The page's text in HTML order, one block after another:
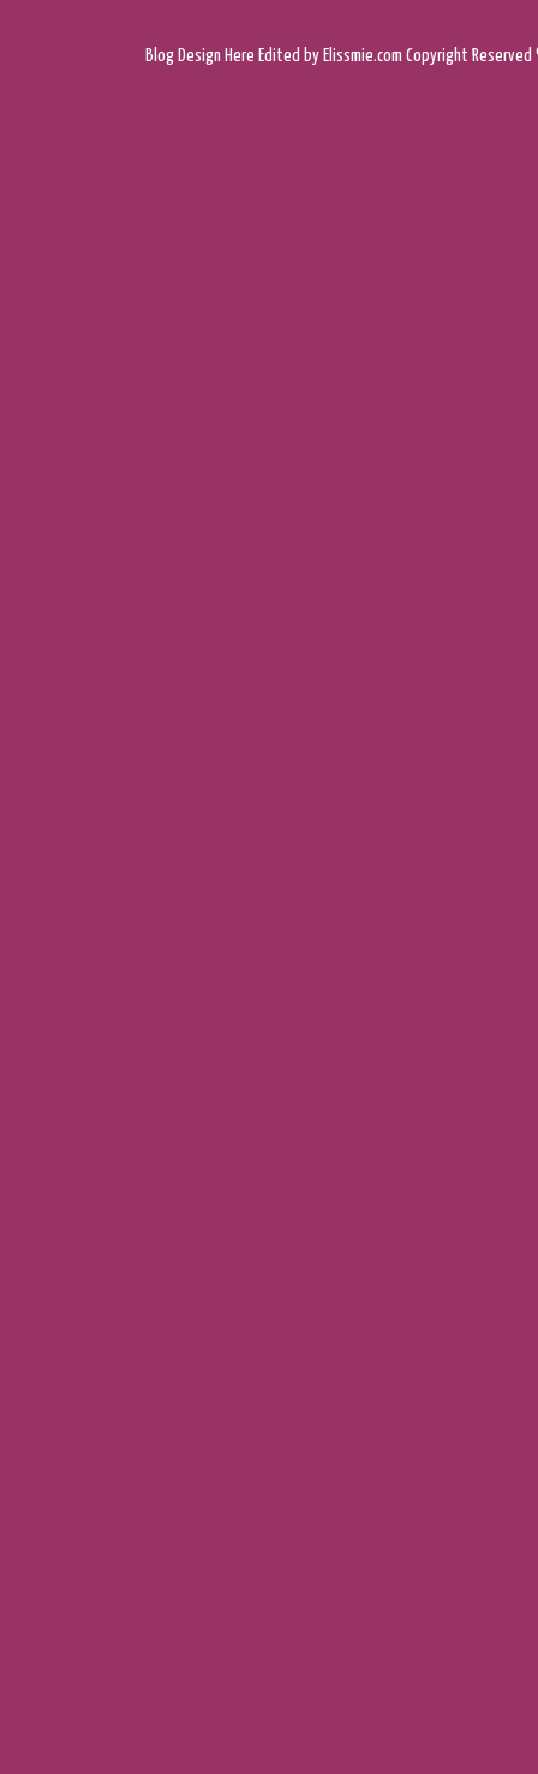
Blog Design Here Edited by Elissmie.com Copyright Reserved